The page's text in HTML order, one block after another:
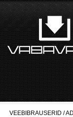
VEEBIBRAUSERID /